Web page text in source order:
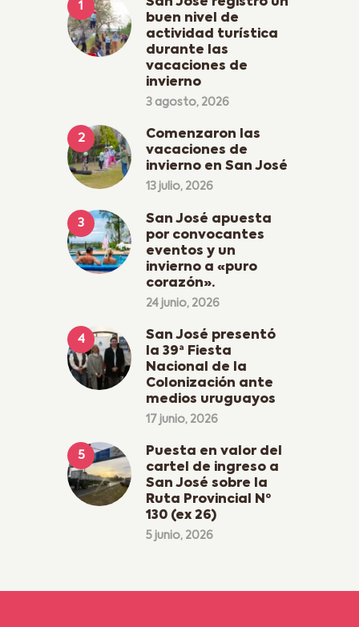
buen nivel de
actividad turística
durante las
vacaciones de
invierno
3 agosto, 2026
Comenzaron las
vacaciones de
invierno en San José
13 julio, 2026
San José apuesta
por convocantes
eventos y un
invierno a «puro
corazón».
24 junio, 2026
San José presentó
la 39ª Fiesta
Nacional de la
Colonización ante
medios uruguayos
17 junio, 2026
Puesta en valor del
cartel de ingreso a
San José sobre la
Ruta Provincial Nº
130 (ex 26)
5 junio, 2026